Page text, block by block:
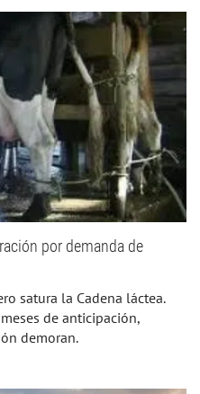
por demanda de
satura la Cadena láctea.
de anticipación,
demoran.